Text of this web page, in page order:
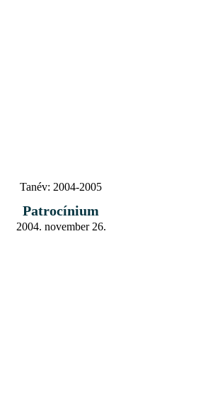
Tanév: 2004-2005
Patrocínium
2004. november 26.